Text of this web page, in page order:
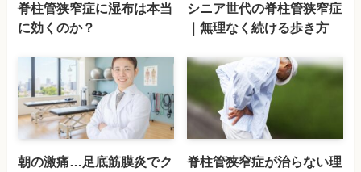
脊柱管狭窄症に湿布は本当
に効くのか？
シニア世代の脊柱管狭窄症
｜無理なく続ける歩き方
朝の激痛…足底筋膜炎でク
脊柱管狭窄症が治らない理